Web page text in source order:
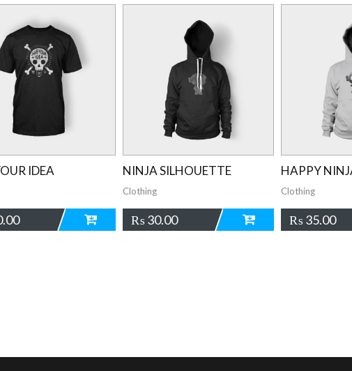
IDEA NINJA SILHOUETTE
Clothing
₨30.00
HAPPY
Clothing
₨35.00